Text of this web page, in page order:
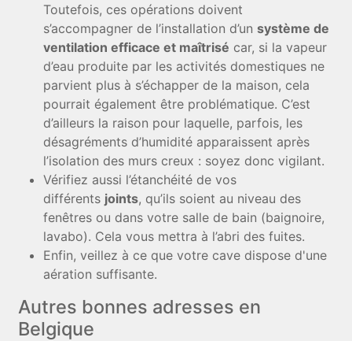
Toutefois, ces opérations doivent
s’accompagner de l’installation d’unsystème de
ventilation efficace et maîtrisé car, si la vapeur
d’eau produite par les activités domestiques ne
parvient plus à s’échapper de la maison, cela
pourrait également être problématique. C’est
d’ailleurs la raison pour laquelle, parfois, les
désagréments d’humidité apparaissent après
l’isolation des murs creux : soyez donc vigilant.
Vérifiez aussi l’étanchéité de vos
différents joints, qu’ils soient au niveau des
fenêtres ou dans votre salle de bain (baignoire,
lavabo). Cela vous mettra à l’abri des fuites.
Enfin, veillez à ce que votre cave dispose d'une
aération suffisante.
Autres bonnes adresses en
Belgique